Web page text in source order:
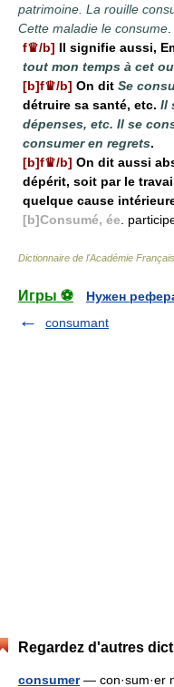
patrimoine. La rouille
Cette maladie le consume
f♛/b] Il signifie aussi,
tout mon temps à cet
[b]f♛/b] On dit Se
détruire sa santé, etc. Il
dépenses, etc. Il se
consumer en regrets.
[b]f♛/b] On dit aussi
dépérit, soit par le
quelque cause
[b]Consumé, ée .
Dictionnaire de l'Académie
Игры ⚽
Нужен
consumant
Regardez d'autres
consumer— con·sum·er